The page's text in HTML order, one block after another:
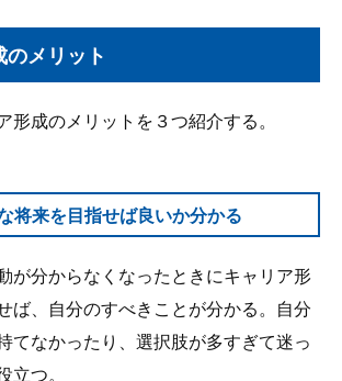
メリット
形成のメリットを３つ紹介する。
将来を目指せば良いか分かる
が分からなくなったときにキャリア形
ば、自分のすべきことが分かる。自分
てなかったり、選択肢が多すぎて迷っ
つ。